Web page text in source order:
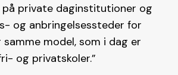
private daginstitutioner og
og anbringelsessteder for
model, som i dag er
og privatskoler.”